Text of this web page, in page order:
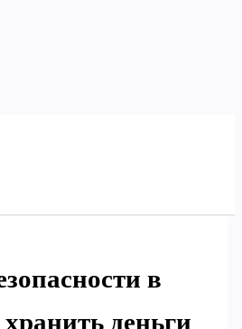
в
деньги